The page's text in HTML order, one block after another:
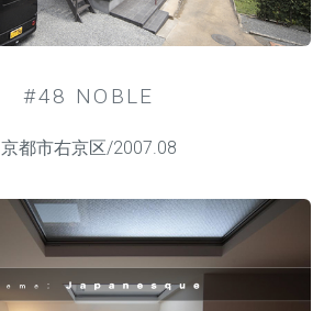
#48 NOBLE
京都市右京区/2007.08